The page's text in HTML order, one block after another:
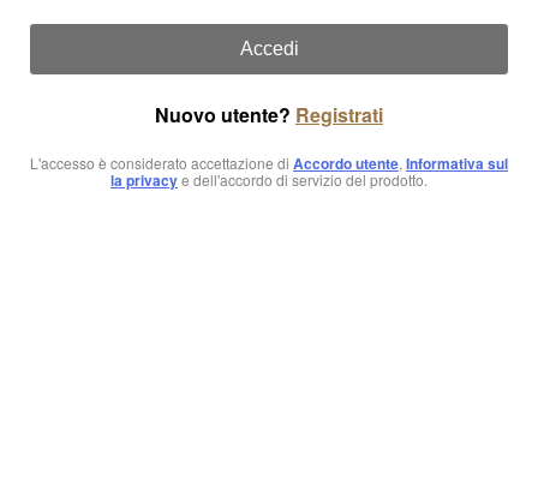
Accedi
Nuovo utente? Registrati
L'accesso è considerato accettazione di Accordo utente, Informativa sul
la privacye dell'accordo di servizio del prodotto.